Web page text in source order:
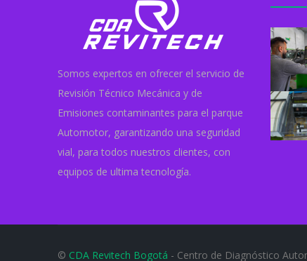
Somos expertos en ofrecer el servicio de
Revisión Técnico Mecánica y de
Emisiones contaminantes para el parque
Automotor, garantizando una seguridad
vial, para todos nuestros clientes, con
equipos de ultima tecnología.
© CDA Revitech Bogotá - Centro de Diagnóstico